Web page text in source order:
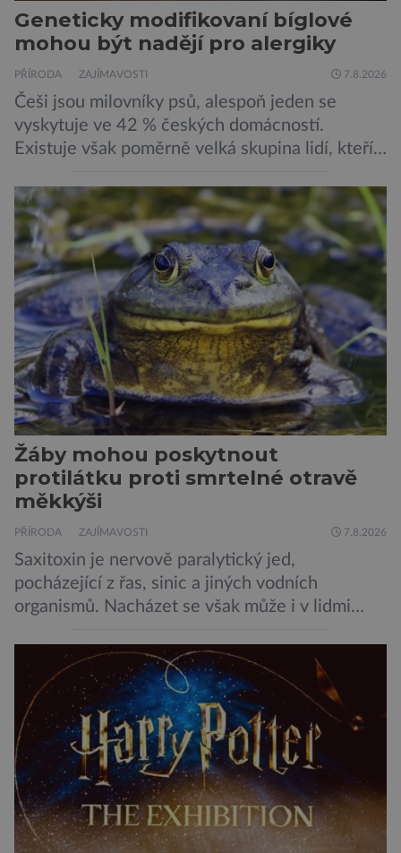
Geneticky modifikovaní bíglové
mohou být nadějí pro alergiky
PŘÍRODA ZAJÍMAVOSTI 7.8.2026
Češi jsou milovníky psů, alespoň jeden se
vyskytuje ve 42 % českých domácností.
Existuje však poměrně velká skupina lidí, kteří
jsou alergičtí. Jejich imunitní systém
přecitlivěle reaguje na proteiny obsažené v
psích slinách, potu, moči a šupinkách kůže,
zachycených v srsti. Vědci nyní geneticky
upravili psy, aby […]
Žáby mohou poskytnout
protilátku proti smrtelné otravě
měkkýši
PŘÍRODA ZAJÍMAVOSTI 7.8.2026
Saxitoxin je nervově paralytický jed,
pocházející z řas, sinic a jiných vodních
organismů. Nacházet se však může i v lidmi
slávky. K příznakům otravy patří paralýza
dýchacích cest, dojít však může až k udušení.
Dosud proti tomuto jedu neexistovala
protilátka, nyní ji zřejmě vědci objevili, ovšem
její zdroj je […]